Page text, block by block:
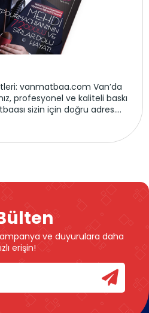
vanmatbaa.com Van’da
profesyonel ve kaliteli baskı
sizin için doğru adres.
ve duyurulara daha
erişin!